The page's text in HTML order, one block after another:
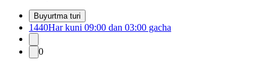
Buyurtma turi
1440Har kuni 09:00 dan 03:00 gacha
0